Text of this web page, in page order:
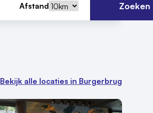
Afstand Zoeken
Bekijk alle locaties in Burgerbrug